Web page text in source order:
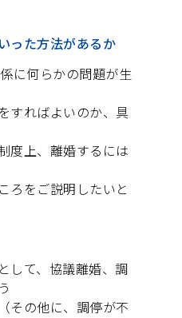
った方法があるか
に何らかの問題が生
すればよいのか、具
度上、離婚するには
ろをご説明したいと
して、協議離婚、調
その他に、調停が不